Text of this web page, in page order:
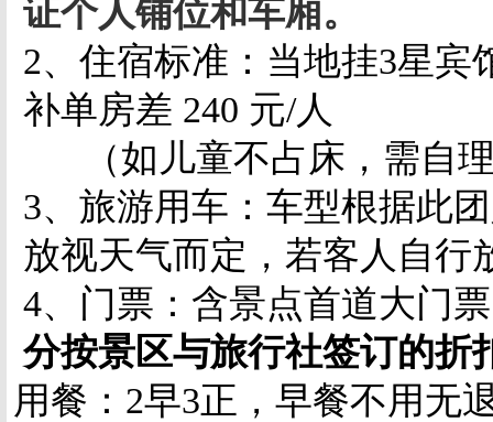
证个人铺位和车厢。
2、住宿标准：当地挂3星宾
补单房差 240 元/人
（如儿童不占床，需自
3、旅游用车：车型根据此
放视天气而定， 若客人自行
4、门票：含景点首道大门
分按景区与旅行社签订的折
用餐：2早3正，早餐不用无